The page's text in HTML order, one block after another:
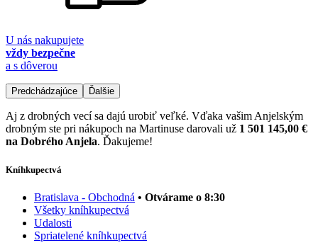
U nás nakupujete
vždy bezpečne
a s dôverou
Predchádzajúce Ďalšie
Aj z drobných vecí sa dajú urobiť veľké. Vďaka vašim Anjelským
drobným ste pri nákupoch na Martinuse darovali už 1 501 145,00 €
na Dobrého Anjela. Ďakujeme!
Kníhkupectvá
Bratislava - Obchodná • Otvárame o 8:30
Všetky kníhkupectvá
Udalosti
Spriatelené kníhkupectvá